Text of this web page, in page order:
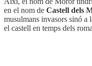
en el nom de Castell dels
musulmans invasors sinó a
el castell en temps dels